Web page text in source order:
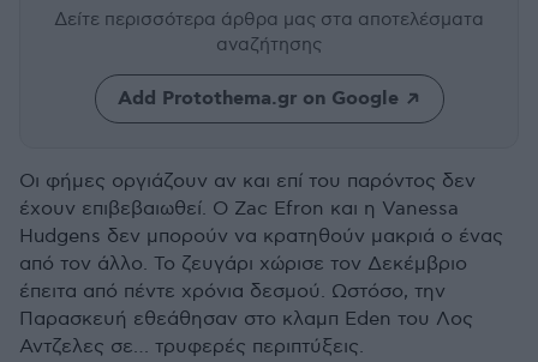
Δείτε περισσότερα άρθρα μας στα αποτελέσματα
αναζήτησης
Add Protothema.gr on Google
Οι φήμες οργιάζουν αν και επί του παρόντος δεν
έχουν επιβεβαιωθεί. Ο Zac Efron και η Vanessa
Hudgens δεν μπορούν να κρατηθούν μακριά ο ένας
από τον άλλο. Το ζευγάρι χώρισε τον Δεκέμβριο
έπειτα από πέντε χρόνια δεσμού. Ωστόσο, την
Παρασκευή εθεάθησαν στο κλαμπ Eden του Λος
Αντζελες σε… τρυφερές περιπτύξεις.